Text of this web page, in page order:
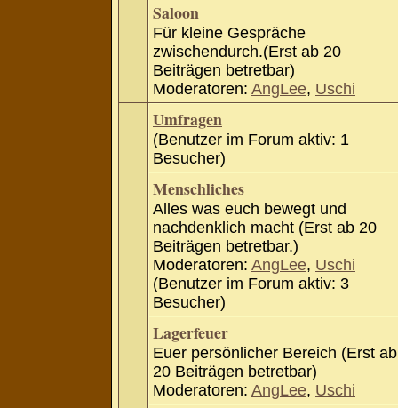
Saloon
Für kleine Gespräche
zwischendurch.(Erst ab 20
Beiträgen betretbar)
Moderatoren: AngLee, Uschi
Umfragen
(Benutzer im Forum aktiv: 1
Besucher)
Menschliches
Alles was euch bewegt und
nachdenklich macht (Erst ab 20
Beiträgen betretbar.)
Moderatoren: AngLee, Uschi
(Benutzer im Forum aktiv: 3
Besucher)
Lagerfeuer
Euer persönlicher Bereich (Erst ab
20 Beiträgen betretbar)
Moderatoren: AngLee, Uschi